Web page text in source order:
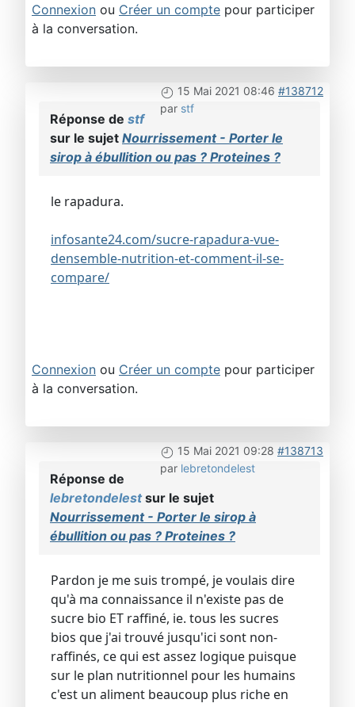
Connexion ou Créer un compte pour participer
à la conversation.
15 Mai 2021 08:46 #138712
par stf
Réponse de stf
sur le sujet Nourrissement - Porter le
sirop à ébullition ou pas ? Proteines ?
le rapadura.
infosante24.com/sucre-rapadura-vue-
densemble-nutrition-et-comment-il-se-
compare/
Connexion ou Créer un compte pour participer
à la conversation.
15 Mai 2021 09:28 #138713
par lebretondelest
Réponse de
lebretondelestsur le sujet
Nourrissement - Porter le sirop à
ébullition ou pas ? Proteines ?
Pardon je me suis trompé, je voulais dire
qu'à ma connaissance il n'existe pas de
sucre bio ET raffiné, ie. tous les sucres
bios que j'ai trouvé jusqu'ici sont non-
raffinés, ce qui est assez logique puisque
sur le plan nutritionnel pour les humains
c'est un aliment beaucoup plus riche en